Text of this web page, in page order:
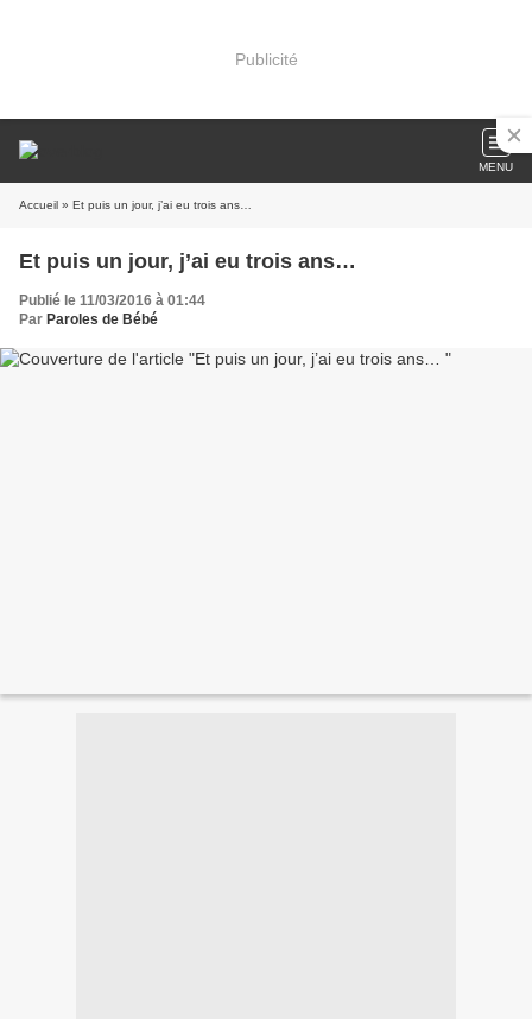
Publicité
MENU
Accueil » Et puis un jour, j’ai eu trois ans…
Et puis un jour, j’ai eu trois ans…
Publié le 11/03/2016 à 01:44
Par Paroles de Bébé